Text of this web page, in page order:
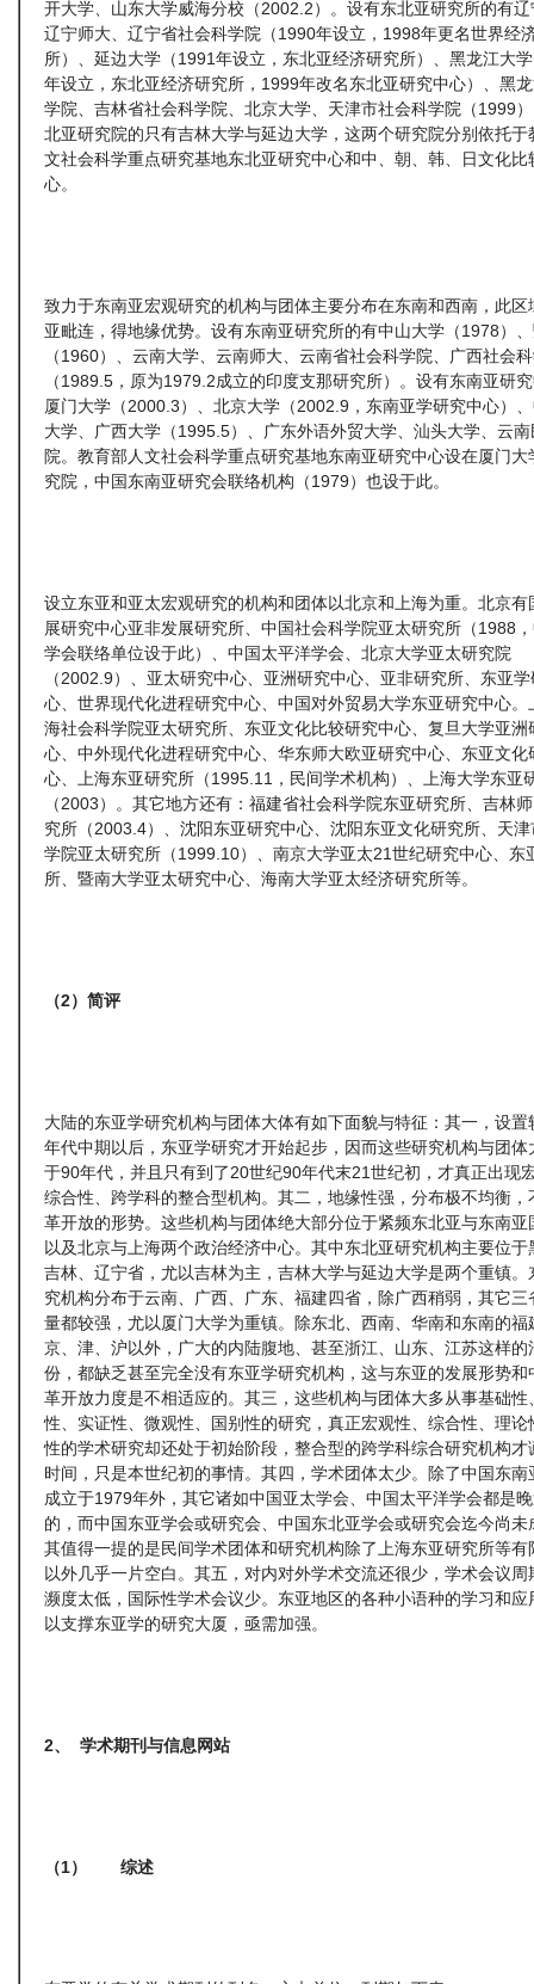
开大学、山东大学威海分校（2002.2）。设有东北亚研究所的有
辽宁师大、辽宁省社会科学院（1990年设立，1998年更名世界经
所）、延边大学（1991年设立，东北亚经济研究所）、黑龙江大
年设立，东北亚经济研究所，1999年改名东北亚研究中心）、黑
学院、吉林省社会科学院、北京大学、天津市社会科学院（1999
北亚研究院的只有吉林大学与延边大学，这两个研究院分别依托于
文社会科学重点研究基地东北亚研究中心和中、朝、韩、日文化比
心。
致力于东南亚宏观研究的机构与团体主要分布在东南和西南，此区
亚毗连，得地缘优势。设有东南亚研究所的有中山大学（1978）
（1960）、云南大学、云南师大、云南省社会科学院、广西社会
（1989.5，原为1979.2成立的印度支那研究所）。设有东南亚研
厦门大学（2000.3）、北京大学（2002.9，东南亚学研究中心）
大学、广西大学（1995.5）、广东外语外贸大学、汕头大学、云
院。教育部人文社会科学重点研究基地东南亚研究中心设在厦门大
究院，中国东南亚研究会联络机构（1979）也设于此。
设立东亚和亚太宏观研究的机构和团体以北京和上海为重。北京有
展研究中心亚非发展研究所、中国社会科学院亚太研究所（1988
学会联络单位设于此）、中国太平洋学会、北京大学亚太研究院
（2002.9）、亚太研究中心、亚洲研究中心、亚非研究所、东亚
心、世界现代化进程研究中心、中国对外贸易大学东亚研究中心。
海社会科学院亚太研究所、东亚文化比较研究中心、复旦大学亚洲
心、中外现代化进程研究中心、华东师大欧亚研究中心、东亚文化
心、上海东亚研究所（1995.11，民间学术机构）、上海大学东亚
（2003）。其它地方还有：福建省社会科学院东亚研究所、吉林
究所（2003.4）、沈阳东亚研究中心、沈阳东亚文化研究所、天
学院亚太研究所（1999.10）、南京大学亚太21世纪研究中心、东
所、暨南大学亚太研究中心、海南大学亚太经济研究所等。
（2）简评
大陆的东亚学研究机构与团体大体有如下面貌与特征：其一，设置
年代中期以后，东亚学研究才开始起步，因而这些研究机构与团体
于90年代，并且只有到了20世纪90年代末21世纪初，才真正出现
综合性、跨学科的整合型机构。其二，地缘性强，分布极不均衡，
革开放的形势。这些机构与团体绝大部分位于紧频东北亚与东南亚
以及北京与上海两个政治经济中心。其中东北亚研究机构主要位于
吉林、辽宁省，尤以吉林为主，吉林大学与延边大学是两个重镇。
究机构分布于云南、广西、广东、福建四省，除广西稍弱，其它三
量都较强，尤以厦门大学为重镇。除东北、西南、华南和东南的福
京、津、沪以外，广大的内陆腹地、甚至浙江、山东、江苏这样的
份，都缺乏甚至完全没有东亚学研究机构，这与东亚的发展形势和
革开放力度是不相适应的。其三，这些机构与团体大多从事基础性
性、实证性、微观性、国别性的研究，真正宏观性、综合性、理论
性的学术研究却还处于初始阶段，整合型的跨学科综合研究机构才
时间，只是本世纪初的事情。其四，学术团体太少。除了中国东南
成立于1979年外，其它诸如中国亚太学会、中国太平洋学会都是
的，而中国东亚学会或研究会、中国东北亚学会或研究会迄今尚未
其值得一提的是民间学术团体和研究机构除了上海东亚研究所等有
以外几乎一片空白。其五，对内对外学术交流还很少，学术会议周
濒度太低，国际性学术会议少。东亚地区的各种小语种的学习和应
以支撑东亚学的研究大厦，亟需加强。
2、 学术期刊与信息网站
（1） 综述